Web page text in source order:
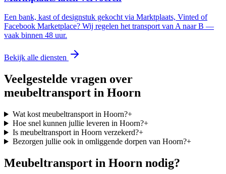
Een bank, kast of designstuk gekocht via Marktplaats, Vinted of
Facebook Marketplace? Wij regelen het transport van A naar B —
vaak binnen 48 uur.
Bekijk alle diensten
Veelgestelde vragen over
meubeltransport in Hoorn
Wat kost meubeltransport in Hoorn?+
Hoe snel kunnen jullie leveren in Hoorn?+
Is meubeltransport in Hoorn verzekerd?+
Bezorgen jullie ook in omliggende dorpen van Hoorn?+
Meubeltransport in Hoorn nodig?